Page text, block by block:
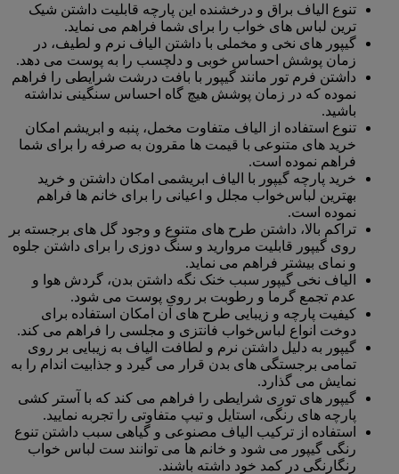
تنوع الیاف براق و درخشنده این پارچه قابلیت داشتن شیک
ترین لباس های خواب را برای شما فراهم می نماید.
گیپور های نخی و مخملی با داشتن الیاف نرم و لطیف، در
زمان پوشش احساس خوبی و دلچسب را به پوست می دهد.
داشتن فرم تور مانند گیپور با بافت درشت شرایطی را فراهم
نموده که در زمان پوشش هیچ گاه احساس سنگینی نداشته
باشید.
تنوع استفاده از الیاف متفاوت مخمل، پنبه و ابریشم امکان
خرید های متنوعی با قیمت ها مقرون به صرفه را برای شما
فراهم نموده است.
خرید پارچه گیپور با الیاف ابریشمی امکان داشتن و خرید
بهترین لباس‌خواب مجلل و اعیانی را برای خانم ها فراهم
نموده است.
تراکم بالا، داشتن طرح های متنوع و وجود گل های برجسته بر
روی گیپور قابلیت مروارید و سنگ دوزی را برای داشتن جلوه
و نمای بیشتر فراهم می نماید.
الیاف نخی گیپور سبب خنک نگه داشتن بدن، گردش هوا و
عدم تجمع گرما و رطوبت بر روی پوست می شود.
کیفیت پارچه و زیبایی طرح های آن امکان استفاده برای
دوخت انواع لباس‌خواب فانتزی و مجلسی را فراهم می کند.
گیپور به دلیل داشتن نرم و لطافت الیاف به زیبایی بر روی
تمامی برجستگی های بدن قرار می گیرد و جذابیت اندام را به
نمایش می گذارد.
گیپور های توری شرایطی را فراهم می کند که با آستر کشی
پارچه های رنگی، استایل و تیپ متفاوتی را تجربه نمایید.
استفاده از ترکیب الیاف مصنوعی و گیاهی سبب داشتن تنوع
رنگی گیپور می شود و خانم ها می توانند ست لباس خواب
رنگارنگی در کمد خود داشته باشند.